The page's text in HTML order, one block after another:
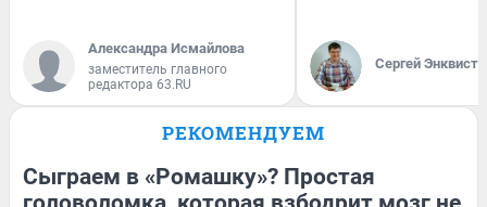
Александра Исмайлова
заместитель главного
редактора 63.RU
Сергей Энквист
РЕКОМЕНДУЕМ
Сыграем в «Ромашку»? Простая